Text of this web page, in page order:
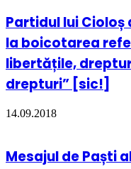
Partidul lui
la boicotarea
libertățile,
drepturi” [sic!]
14.09.2018
Mesajul de Paști